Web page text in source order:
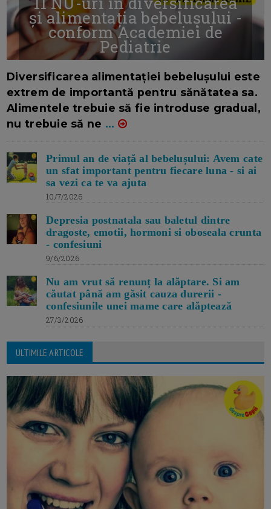
și alimentația bebelușului -
conform Academiei de
Pediatrie
Diversificarea alimentației bebelușului este
extrem de importantă pentru sănătatea sa.
Alimentele trebuie să fie introduse gradual,
nu trebuie să ne ...
Primul an de viață al bebelușului: Avem cate
un sfat important pentru fiecare luna - si ai
sa vezi ca te va ajuta
10/7/2026
Depresia postnatala sau baletul dintre
dragoste, emotii, hormoni si oboseala crunta
- confesiuni
9/6/2026
Nu am vrut să renunț la alăptare. Si am
căutat până am găsit cauza durerii -
confesiunile unei mame care alăptează
27/3/2026
ULTIMILE ARTICOLE